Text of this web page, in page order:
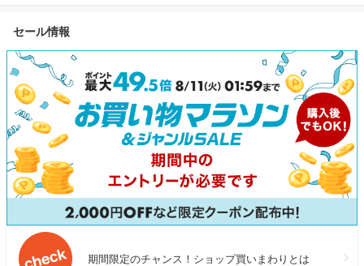
セール情報
期間限定のチャンス！ショップ買いまわりとは